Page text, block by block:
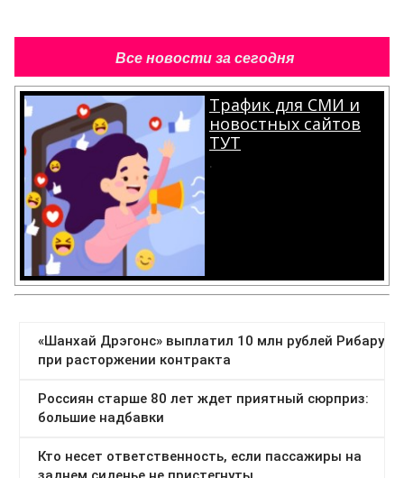
Все новости за сегодня
Трафик для СМИ и
новостных сайтов
ТУТ
.